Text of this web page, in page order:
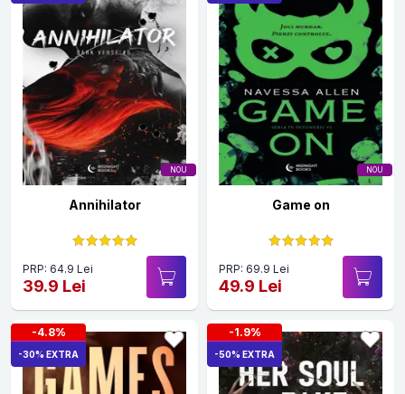
NOU
Annihilator
PRP: 64.9 Lei
39.9 Lei
NOU
Game on
PRP: 69.9 Lei
49.9 Lei
-4.8%
-30% EXTRA
-1.9%
-50% EXTRA